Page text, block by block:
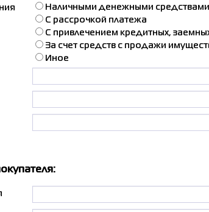
Наличными денежными
С рассрочкой платежа
С привлечением кредитных,
За счет средств с продажи
Иное